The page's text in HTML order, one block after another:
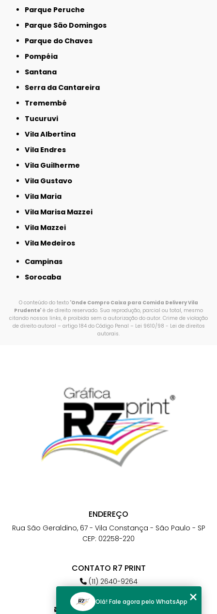
Parque Peruche
Parque São Domingos
Parque do Chaves
Pompéia
Santana
Serra da Cantareira
Tremembé
Tucuruvi
Vila Albertina
Vila Endres
Vila Guilherme
Vila Gustavo
Vila Maria
Vila Marisa Mazzei
Vila Mazzei
Vila Medeiros
Campinas
Sorocaba
O conteúdo do texto "Onde Compro Caixa para Comida Delivery Vila
Prudente" é de direito reservado. Sua reprodução, parcial ou total, mesmo
citando nossos links, é proibida sem a autorização do autor. Crime de violação
de direito autoral – artigo 184 do Código Penal – Lei 9610/98 - Lei de direitos
autorais.
ENDEREÇO
Rua São Geraldino, 67 - Vila Constança - São Paulo - SP
CEP: 02258-220
CONTATO R7 PRINT
(11) 2640-9264
(11) 98784-6664
atendimento@r7print.com.br
Olá! Fale agora pelo WhatsApp